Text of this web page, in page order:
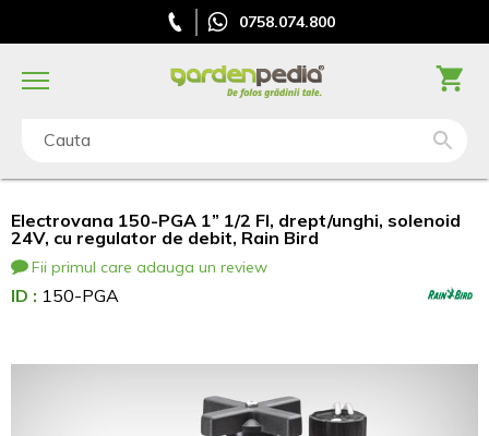
0758.074.800
Cauta
Electrovana 150-PGA 1” 1/2 FI, drept/unghi, solenoid
24V, cu regulator de debit, Rain Bird
Fii primul care adauga un review
ID : 150-PGA